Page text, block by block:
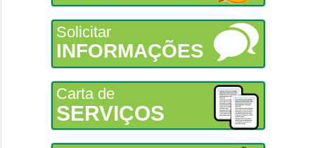
Solicitar
INFORMAÇÕES
Carta de
SERVIÇOS